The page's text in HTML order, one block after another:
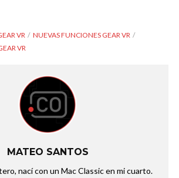
VR
NUEVAS FUNCIONES GEAR VR
VR
MATEO SANTOS
nací con un Mac Classic en mi cuarto.